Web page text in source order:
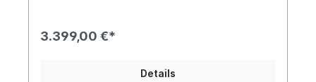
3.399,00 €*
Details